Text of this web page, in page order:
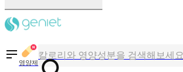
영양제
혈당 · 다이어트 음식 검색해보세요